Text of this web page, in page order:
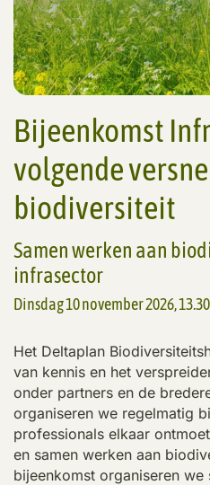
Bijeenkomst
volgende
biodiversiteit
Samen werken aan
infrasector
Dinsdag 10 november 2026,
Het Deltaplan
van kennis en het
onder partners en de
organiseren we regelmatig
professionals elkaar
en samen werken aan
bijeenkomst organiseren